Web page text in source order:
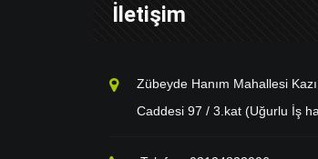
İletişim
Zübeyde Hanım Mahallesi
Caddesi 97 / 3.kat (Uğurlu İş